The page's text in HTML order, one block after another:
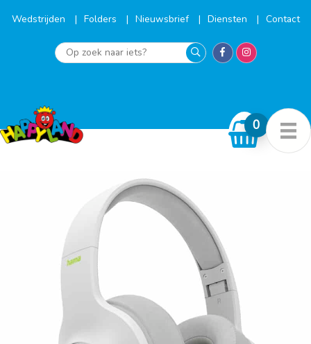
naarWedstrijden Folders Nieuwsbrief Diensten Contact
Op